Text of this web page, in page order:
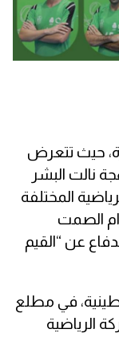
حيث تتعرض
نالت البشر
المختلفة
الصمت
عن “القيم
في مطلع
الرياضية